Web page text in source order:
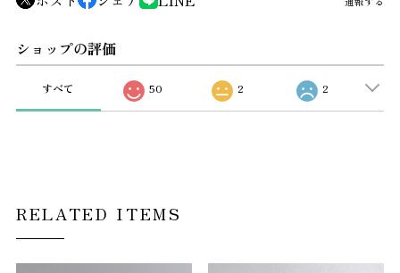
ショップの評価
すべて 50 2 2
RELATED ITEMS